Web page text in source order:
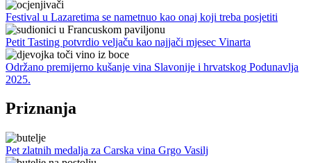
Festival u Lazaretima se nametnuo kao onaj koji treba posjetiti
Petit Tasting potvrdio veljaču kao najjači mjesec Vinarta
Održano premijerno kušanje vina Slavonije i hrvatskog Podunavlja
2025.
Priznanja
Pet zlatnih medalja za Carska vina Grgo Vasilj